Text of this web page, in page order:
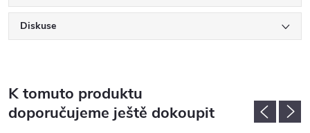
Diskuse
K tomuto produktu
doporučujeme ještě dokoupit